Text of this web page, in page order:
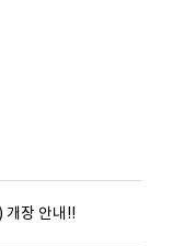
개장 안내!!